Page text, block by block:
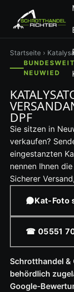
Startseite ›
NEUWIED
DPF
Sie sitzen in
verkaufen?
eingestanzten
nennen Ihnen
Sicherer
Kat-Foto
☎ 05551
Schrotthandel &
behördlich
Google-